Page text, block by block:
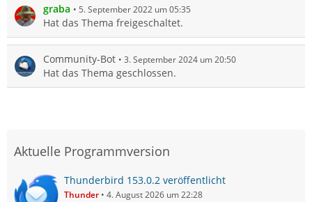
graba 5. September 2022 um 05:35
Hat das Thema freigeschaltet.
Community-Bot 3. September 2024 um 20:50
Hat das Thema geschlossen.
Aktuelle Programmversion
Thunderbird 153.0.2 veröffentlicht
Thunder 4. August 2026 um 22:28